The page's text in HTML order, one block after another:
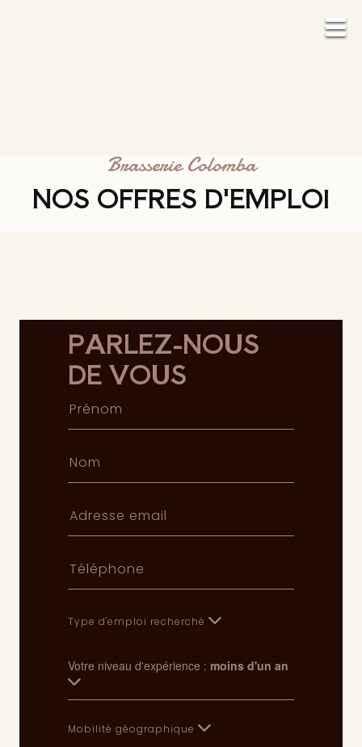
Brasserie Colomba
NOS OFFRES D'EMPLOI
PARLEZ-NOUS
DE VOUS
Type d'emploi recherché
Votre niveau d'expérience : moins d'un an
Mobilité géographique